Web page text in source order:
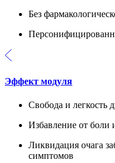
Без
Эффект модуля
Свобода и легкость
Избавление от боли
Ликвидация очага
симптомов